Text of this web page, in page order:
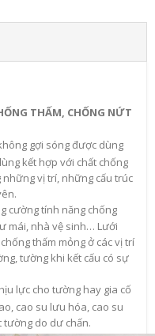
THẤM, CHỐNG NỨT
gợi sóng được dùng
kết hợp với chất chống
vị trí, những cấu trúc
cường tính năng chống
mái, nhà vệ sinh… Lưới
thấm mỏng ở các vị trí
tường khi kết cấu có sự
lực cho tường hay gia cố
cao su lưu hóa, cao su
do dư chấn.